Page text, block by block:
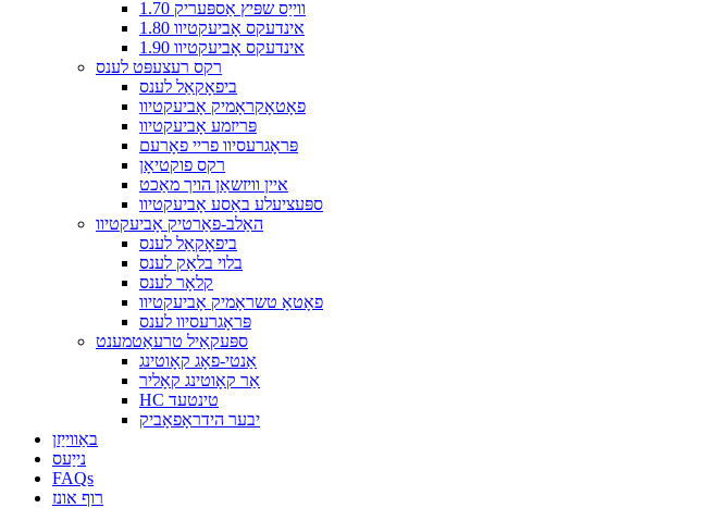
1.70 ווייַס שפּיץ אַספּעריק
1.80 אינדעקס אָביעקטיוו
1.90 אינדעקס אָביעקטיוו
רקס רעצעפּט לענס
ביפאָקאַל לענס
פאָטאָקראָמיק אָביעקטיוו
פּריזמע אָביעקטיוו
פּראָגרעסיוו פריי פאָרעם
רקס פוקטיאָן
איין וויזשאַן הויך מאַכט
ספּעציעלע באַסע אָביעקטיוו
האַלב-פאַרטיק אָביעקטיוו
ביפאָקאַל לענס
בלוי בלאַק לענס
קלאָר לענס
פאָטאָ טשראָמיק אָביעקטיוו
פּראָגרעסיוו לענס
ספּעקאַיל טרעאַטמענט
אַנטי-פאָג קאָוטינג
אַר קאָוטינג קאָליר
HC טינטעד
יבער הידראָפאָביק
באַווייַזן
נייַעס
FAQs
רוף אונז